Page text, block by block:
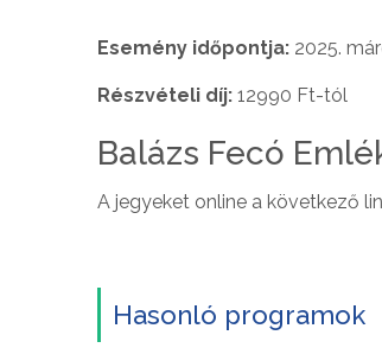
Esemény időpontja: 2025.
Részvételi díj: 12990 Ft-tól
Balázs Fecó
A jegyeket online a következő
Hasonló programok